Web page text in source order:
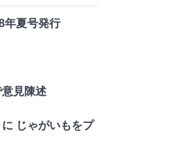
年夏号発行
見陳述
に じゃがいもをプ